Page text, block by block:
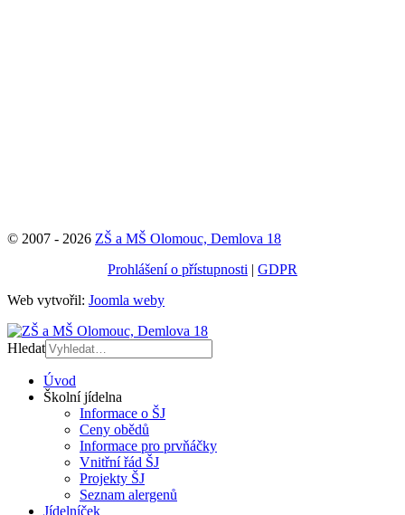
© 2007 - 2026 ZŠ a MŠ Olomouc, Demlova 18
Prohlášení o přístupnosti | GDPR
Web vytvořil: Joomla weby
Hledat
Úvod
Školní jídelna
Informace o ŠJ
Ceny obědů
Informace pro prvňáčky
Vnitřní řád ŠJ
Projekty ŠJ
Seznam alergenů
Jídelníček